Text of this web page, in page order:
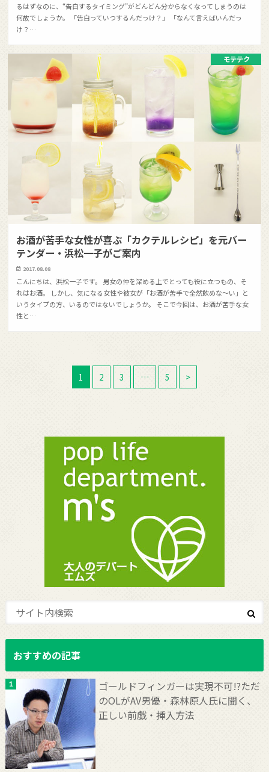
るはずなのに、“告白するタイミング”がどんどん分からなくなってしまうのは
何故でしょうか。 「告白っていつするんだっけ？」 「なんて言えばいんだっ
け？…
モテテク
お酒が苦手な女性が喜ぶ「カクテルレシピ」を元バー
テンダー・浜松一子がご案内
2017.08.08
こんにちは、浜松一子です。 男女の仲を深める上でとっても役に立つもの、そ
れはお酒。 しかし、気になる女性や彼女が「お酒が苦手で全然飲めな〜い」と
いうタイプの方、いるのではないでしょうか。 そこで今回は、お酒が苦手な女
性と…
1 2 3 … 5 >
おすすめの記事
ゴールドフィンガーは実現不可!?ただ
のOLがAV男優・森林原人氏に聞く、
正しい前戯・挿入方法